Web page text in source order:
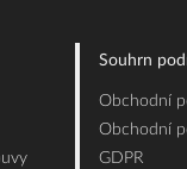
Souhrn
Obchodní
Obchodní
GDPR